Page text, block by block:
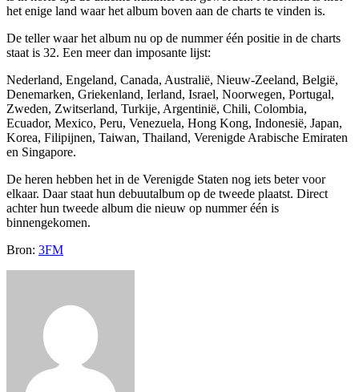
het enige land waar het album boven aan de charts te vinden is.
De teller waar het album nu op de nummer één positie in de charts
staat is 32. Een meer dan imposante lijst:
Nederland, Engeland, Canada, Australië, Nieuw-Zeeland, België,
Denemarken, Griekenland, Ierland, Israel, Noorwegen, Portugal,
Zweden, Zwitserland, Turkije, Argentinië, Chili, Colombia,
Ecuador, Mexico, Peru, Venezuela, Hong Kong, Indonesië, Japan,
Korea, Filipijnen, Taiwan, Thailand, Verenigde Arabische Emiraten
en Singapore.
De heren hebben het in de Verenigde Staten nog iets beter voor
elkaar. Daar staat hun debuutalbum op de tweede plaatst. Direct
achter hun tweede album die nieuw op nummer één is
binnengekomen.
Bron: 3FM